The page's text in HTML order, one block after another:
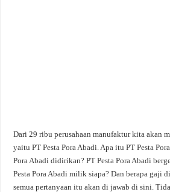
Dari 29 ribu perusahaan manufaktur kita akan
yaitu PT Pesta Pora Abadi. Apa itu PT Pesta
Pora Abadi didirikan? PT Pesta Pora Abadi
Pesta Pora Abadi milik siapa? Dan berapa gaji
semua pertanyaan itu akan di jawab di sini.